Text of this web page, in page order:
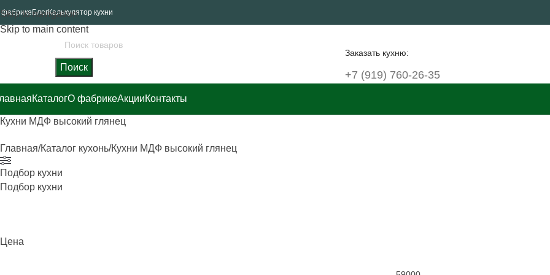
Skip to navigation
Skip to main content
БлогКалькулятор кухни
Поиск
Заказать кухню:
+7 (919) 760-26-35
КаталогО фабрикеАкцииКонтакты
Кухни МДФ высокий глянец
Главная Каталог кухонь Кухни МДФ высокий глянец
Подбор кухни
Подбор кухни
Цена